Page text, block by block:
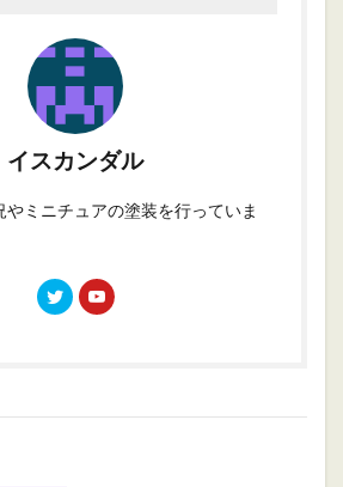
イスカンダル
やミニチュアの塗装を行っていま